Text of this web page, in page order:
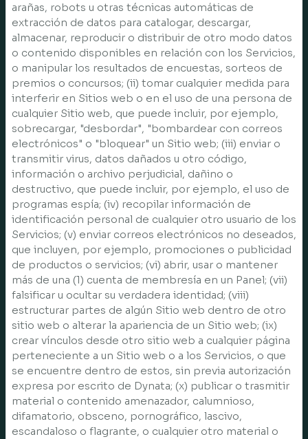
arañas, robots u otras técnicas automáticas de
extracción de datos para catalogar, descargar,
almacenar, reproducir o distribuir de otro modo datos
o contenido disponibles en relación con los Servicios,
o manipular los resultados de encuestas, sorteos de
premios o concursos; (ii) tomar cualquier medida para
interferir en Sitios web o en el uso de una persona de
cualquier Sitio web, que puede incluir, por ejemplo,
sobrecargar, "desbordar", "bombardear con correos
electrónicos" o "bloquear" un Sitio web; (iii) enviar o
transmitir virus, datos dañados u otro código,
información o archivo perjudicial, dañino o
destructivo, que puede incluir, por ejemplo, el uso de
programas espía; (iv) recopilar información de
identificación personal de cualquier otro usuario de los
Servicios; (v) enviar correos electrónicos no deseados,
que incluyen, por ejemplo, promociones o publicidad
de productos o servicios; (vi) abrir, usar o mantener
más de una (1) cuenta de membresía en un Panel; (vii)
falsificar u ocultar su verdadera identidad; (viii)
estructurar partes de algún Sitio web dentro de otro
sitio web o alterar la apariencia de un Sitio web; (ix)
crear vínculos desde otro sitio web a cualquier página
perteneciente a un Sitio web o a los Servicios, o que
se encuentre dentro de estos, sin previa autorización
expresa por escrito de Dynata; (x) publicar o trasmitir
material o contenido amenazador, calumnioso,
difamatorio, obsceno, pornográfico, lascivo,
escandaloso o flagrante, o cualquier otro material o